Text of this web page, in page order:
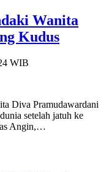
Wanita
Kudus
WIB
Diva Pramudawardani
setelah jatuh ke
Angin,…